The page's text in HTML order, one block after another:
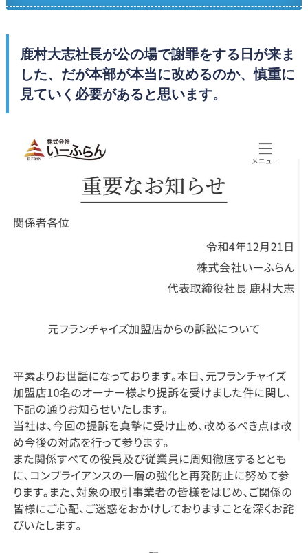
鹿村大志社長が公の場で謝罪をする日が来ま
した、だが本部が本当に改めるのか、慎重に
見ていく必要があると思います。